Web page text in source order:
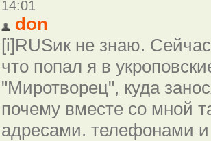
14:01
don
[i]RUSик не знаю.
что попал я в
"Миротворец", куда
почему вместе со мной
адресами. телефонами и